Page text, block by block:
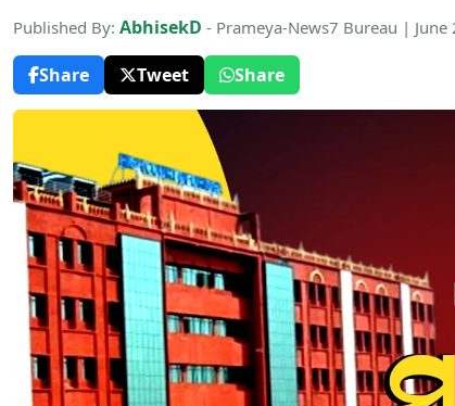
Published By: AbhisekD - Prameya-News7 Bureau |
Share
Tweet Share